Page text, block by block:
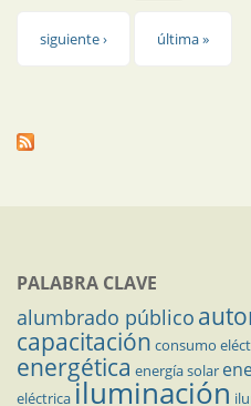
siguiente › última »
PALABRA CLAVE
alumbrado público
capacitación consumo
energética energía solar
eléctricailuminación